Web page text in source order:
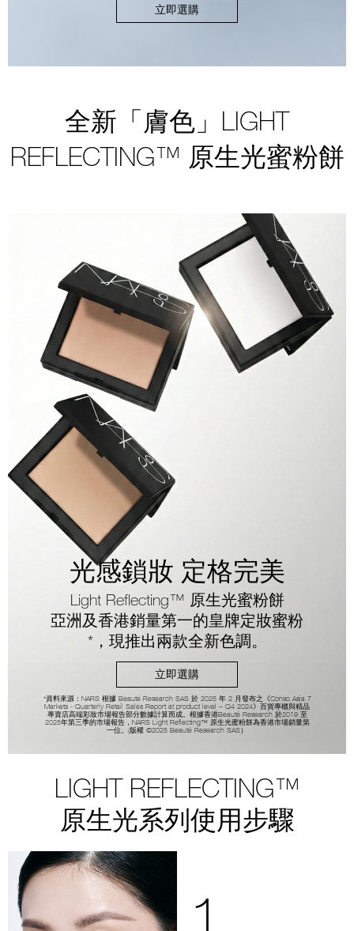
立即選購
全新 「膚色」LIGHT
REFLECTING™ 原生光蜜粉餅
光感鎖妝 定格完美
Light Reflecting™ 原生光蜜粉餅
亞洲及香港銷量第一的皇牌定妝蜜粉
*，現推出兩款全新色調。
立即選購
*資料來源：NARS 根據 Beauté Research SAS 於 2025 年 2 月發布之《Conso Asia 7
Markets - Quarterly Retail Sales Report at product level – Q4 2024》百貨專櫃與精品
專賣店高端彩妝市場報告部分數據計算而成。根據香港Beauté Research 於2019 至
2025年第三季的市場報告，NARS Light Reflecting™ 原生光蜜粉餅為香港市場銷量第
一位。(版權 ©2025 Beauté Research SAS）
LIGHT REFLECTING™
原生光系列使用步驟
1